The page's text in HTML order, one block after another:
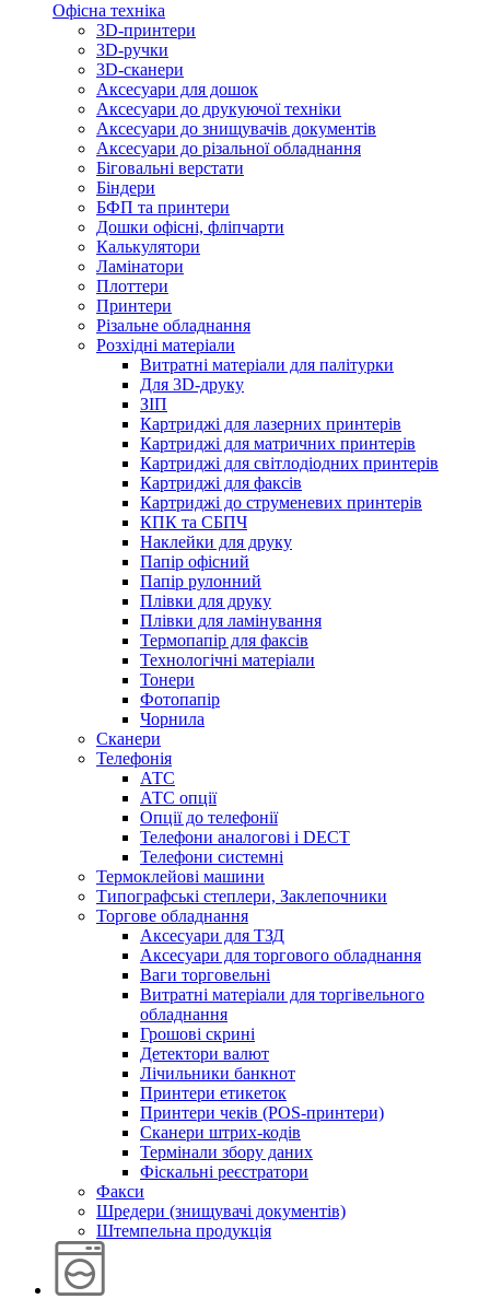
Офісна техніка
3D-принтери
3D-ручки
3D-сканери
Аксесуари для дошок
Аксесуари до друкуючої техніки
Аксесуари до знищувачів документів
Аксесуари до різальної обладнання
Біговальні верстати
Біндери
БФП та принтери
Дошки офісні, фліпчарти
Калькулятори
Ламінатори
Плоттери
Принтери
Різальне обладнання
Розхідні матеріали
Витратні матеріали для палітурки
Для 3D-друку
ЗІП
Картриджі для лазерних принтерів
Картриджі для матричних принтерів
Картриджі для світлодіодних принтерів
Картриджі для факсів
Картриджі до струменевих принтерів
КПК та СБПЧ
Наклейки для друку
Папір офісний
Папір рулонний
Плівки для друку
Плівки для ламінування
Термопапір для факсів
Технологічні матеріали
Тонери
Фотопапір
Чорнила
Сканери
Телефонія
АТС
АТС опції
Опції до телефонії
Телефони аналогові і DECT
Телефони системні
Термоклейові машини
Типографські степлери, Заклепочники
Торгове обладнання
Аксесуари для ТЗД
Аксесуари для торгового обладнання
Ваги торговельні
Витратні матеріали для торгівельного
обладнання
Грошові скрині
Детектори валют
Лічильники банкнот
Принтери етикеток
Принтери чеків (POS-принтери)
Сканери штрих-кодів
Термінали збору даних
Фіскальні реєстратори
Факси
Шредери (знищувачі документів)
Штемпельна продукція